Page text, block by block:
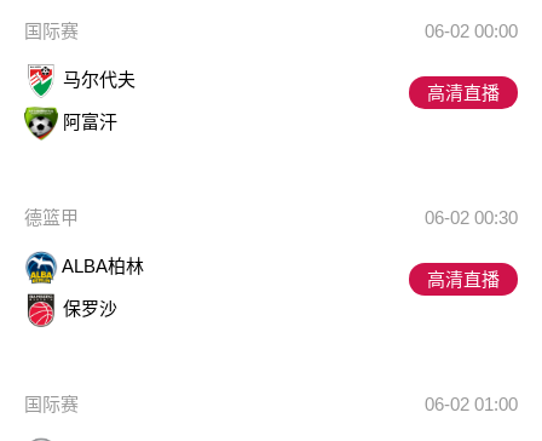
国际赛 06-02 00:00
马尔代夫
阿富汗
高清直播
德篮甲 06-02 00:30
ALBA柏林
保罗沙
高清直播
国际赛 06-02 01:00